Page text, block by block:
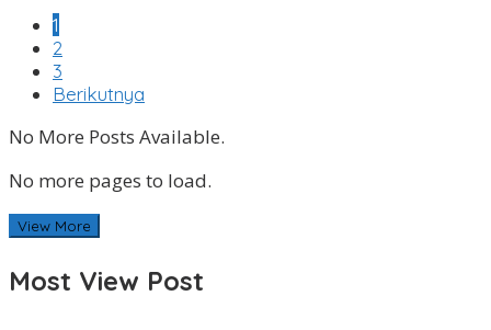
1
2
3
Berikutnya
No More Posts Available.
No more pages to load.
View More
Most View Post